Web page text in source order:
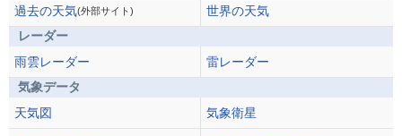
過去の天気(外部サイト)
世界の天気
レーダー
雨雲レーダー
雷レーダー
気象データ
天気図
気象衛星